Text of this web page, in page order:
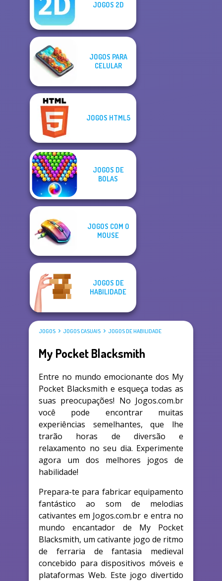
JOGOS 2D
JOGOS PARA
CELULAR
JOGOS HTML5
JOGOS DE
BOLAS
JOGOS COM O
MOUSE
JOGOS DE
HABILIDADE
JOGOS JOGOS CASUAIS JOGOS DE HABILIDADE
My Pocket Blacksmith
Entre no mundo emocionante dos My
Pocket Blacksmith e esqueça todas as
suas preocupações! No Jogos.com.br
você pode encontrar muitas
experiências semelhantes, que lhe
trarão horas de diversão e
relaxamento no seu dia. Experimente
agora um dos melhores jogos de
habilidade!
Prepara-te para fabricar equipamento
fantástico ao som de melodias
cativantes em Jogos.com.br e entra no
mundo encantador de My Pocket
Blacksmith, um cativante jogo de ritmo
de ferraria de fantasia medieval
concebido para dispositivos móveis e
plataformas Web. Este jogo divertido